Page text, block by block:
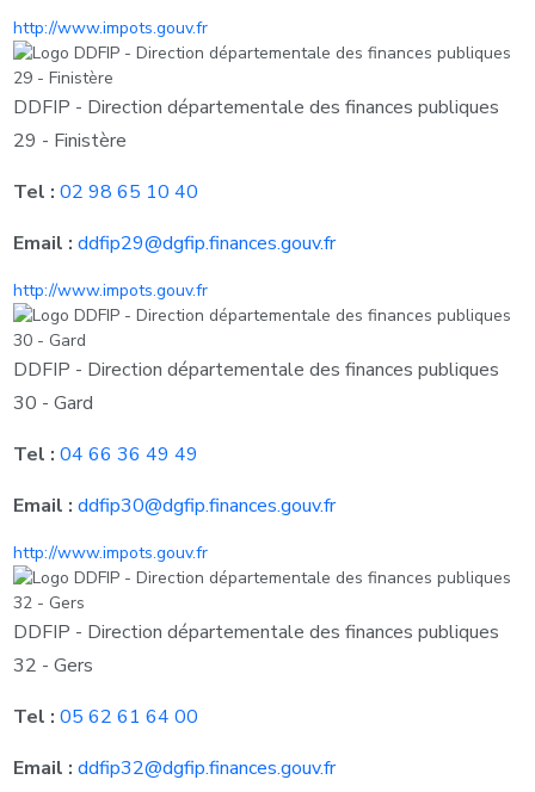
http://www.impots.gouv.fr
DDFIP - Direction départementale des finances publiques
29 - Finistère
Tel : 02 98 65 10 40
Email : ddfip29@dgfip.finances.gouv.fr
http://www.impots.gouv.fr
DDFIP - Direction départementale des finances publiques
30 - Gard
Tel : 04 66 36 49 49
Email : ddfip30@dgfip.finances.gouv.fr
http://www.impots.gouv.fr
DDFIP - Direction départementale des finances publiques
32 - Gers
Tel : 05 62 61 64 00
Email : ddfip32@dgfip.finances.gouv.fr